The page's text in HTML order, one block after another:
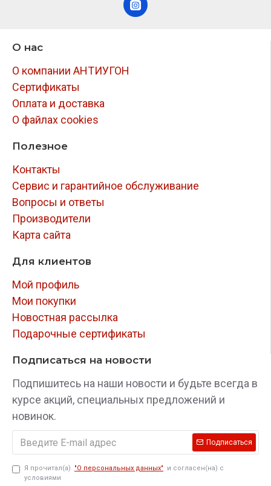
О нас
О компании АНТИУГОН
Сертификаты
Оплата и доставка
О файлах cookies
Полезное
Контакты
Сервис и гарантийное обслуживание
Вопросы и ответы
Производители
Карта сайта
Для клиентов
Мой профиль
Мои покупки
Новостная рассылка
Подарочные сертификаты
Подписаться на новости
Подпишитесь на наши новости и будьте всегда в
курсе акций, специальных предложений и
новинок.
Подписаться
Я прочитал(а) "О персональных данных"
и согласен(на) с
условиями